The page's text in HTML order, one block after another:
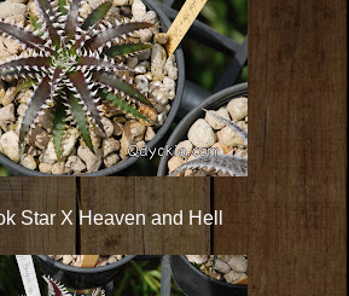
Star X Heaven and Hell